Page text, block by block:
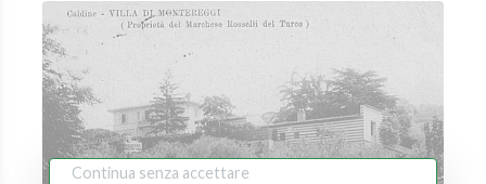
Continua senza accettare